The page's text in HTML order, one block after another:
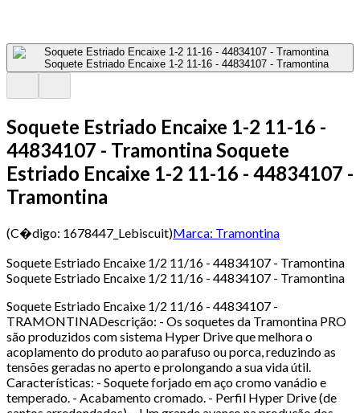
Soquete Estriado Encaixe 1-2 11-16 -
44834107 - Tramontina Soquete
Estriado Encaixe 1-2 11-16 - 44834107 -
Tramontina
(C�digo: 1678447_Lebiscuit)Marca: Tramontina
Soquete Estriado Encaixe 1/2 11/16 - 44834107 - Tramontina
Soquete Estriado Encaixe 1/2 11/16 - 44834107 - Tramontina
Soquete Estriado Encaixe 1/2 11/16 - 44834107 -
TRAMONTINADescrição: - Os soquetes da Tramontina PRO
são produzidos com sistema Hyper Drive que melhora o
acoplamento do produto ao parafuso ou porca, reduzindo as
tensões geradas no aperto e prolongando a sua vida útil.
Características: - Soquete forjado em aço cromo vanádio e
temperado. - Acabamento cromado. - Perfil Hyper Drive (de